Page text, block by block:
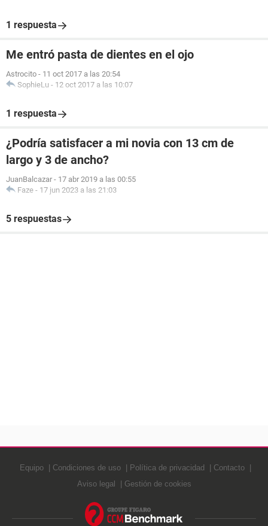
1 respuesta
Me entró pasta de dientes en el ojo
Astrocito - 11 oct 2017 a las 20:54
SophieLu - 12 oct 2017 a las 10:07
1 respuesta
¿Podría satisfacer a mi novia con 13 cm de
largo y 3 de ancho?
JuanBalcazar - 17 abr 2019 a las 00:55
Faze - 17 jun 2023 a las 21:03
5 respuestas
Equipo Condiciones de uso Política de privacidad
Contacto
Aviso legal
Gestión de cookies